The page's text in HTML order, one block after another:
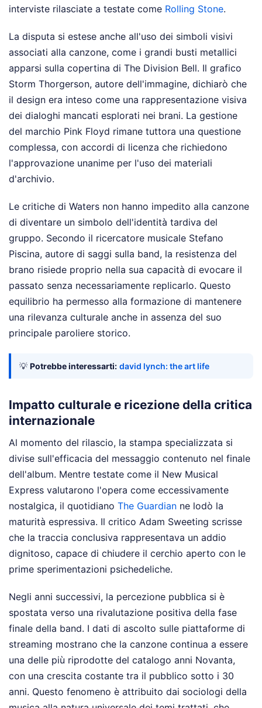
interviste rilasciate a testate come Rolling Stone.
La disputa si estese anche all'uso dei simboli visivi
associati alla canzone, come i grandi busti metallici
apparsi sulla copertina di The Division Bell. Il grafico
Storm Thorgerson, autore dell'immagine, dichiarò che
il design era inteso come una rappresentazione visiva
dei dialoghi mancati esplorati nei brani. La gestione
del marchio Pink Floyd rimane tuttora una questione
complessa, con accordi di licenza che richiedono
l'approvazione unanime per l'uso dei materiali
d'archivio.
Le critiche di Waters non hanno impedito alla canzone
di diventare un simbolo dell'identità tardiva del
gruppo. Secondo il ricercatore musicale Stefano
Piscina, autore di saggi sulla band, la resistenza del
brano risiede proprio nella sua capacità di evocare il
passato senza necessariamente replicarlo. Questo
equilibrio ha permesso alla formazione di mantenere
una rilevanza culturale anche in assenza del suo
principale paroliere storico.
💡 Potrebbe interessarti: david lynch: the art life
Impatto culturale e ricezione della critica
internazionale
Al momento del rilascio, la stampa specializzata si
divise sull'efficacia del messaggio contenuto nel finale
dell'album. Mentre testate come il New Musical
Express valutarono l'opera come eccessivamente
nostalgica, il quotidiano The Guardian ne lodò la
maturità espressiva. Il critico Adam Sweeting scrisse
che la traccia conclusiva rappresentava un addio
dignitoso, capace di chiudere il cerchio aperto con le
prime sperimentazioni psichedeliche.
Negli anni successivi, la percezione pubblica si è
spostata verso una rivalutazione positiva della fase
finale della band. I dati di ascolto sulle piattaforme di
streaming mostrano che la canzone continua a essere
una delle più riprodotte del catalogo anni Novanta,
con una crescita costante tra il pubblico sotto i 30
anni. Questo fenomeno è attribuito dai sociologi della